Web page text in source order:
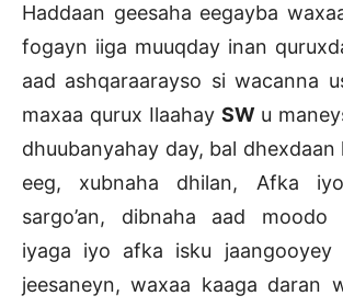
Haddaan geesaha eegayba
fogayn iiga muuqday inan
aad ashqaraarayso si wacanna
maxaa qurux Ilaahay SWu
dhuubanyahay day, bal dhexdaan
eeg, xubnaha dhilan, Afka
sargo’an, dibnaha aad moodo
iyaga iyo afka isku jaangooyey
jeesaneyn, waxaa kaaga daran